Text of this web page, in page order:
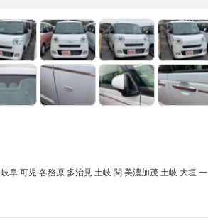
阜 可児 各務原 多治見 土岐 関 美濃加茂 土岐 大垣 一